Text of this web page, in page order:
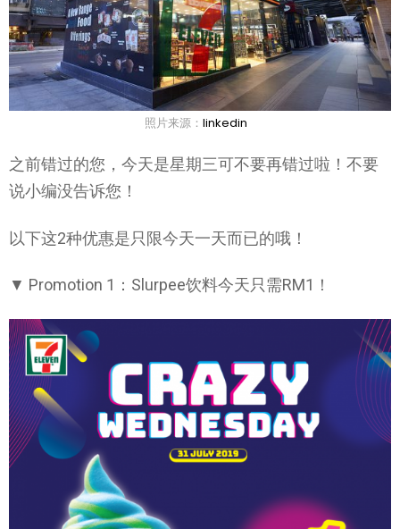
照片来源： linkedin
之前错过的您，今天是星期三可不要再错过啦！不要
说小编没告诉您！
以下这2种优惠是只限今天一天而已的哦！
▼ Promotion 1：Slurpee饮料今天只需RM1！